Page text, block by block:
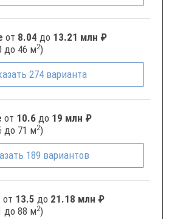
от 8.04 до 13.21 млн ₽
до 46 м2)
274 варианта
от 10.6 до 19 млн ₽
до 71 м2)
189 вариантов
от 13.5 до 21.18 млн ₽
до 88 м2)